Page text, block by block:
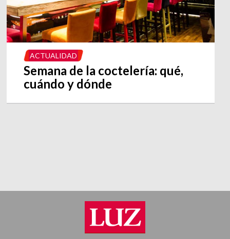
ACTUALIDAD
Semana de la coctelería: qué,
cuándo y dónde